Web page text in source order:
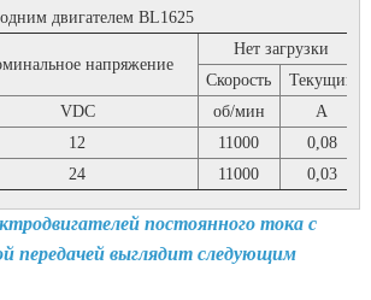
двигателем BL1625
напряжение
Нет загрузки
Скорость
Текущий
VDC
об/мин
А
12 11000
0,08
24 11000 0,03
постоянного тока с
передачей выглядит следующим